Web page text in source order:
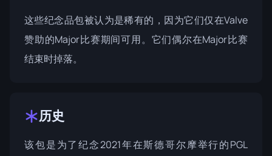
这些纪念品包被认为是稀有的，因为它们仅在Valve
赞助的Major比赛期间可用。它们偶尔在Major比赛
结束时掉落。
历史
该包是为了纪念2021年在斯德哥尔摩举行的PGL